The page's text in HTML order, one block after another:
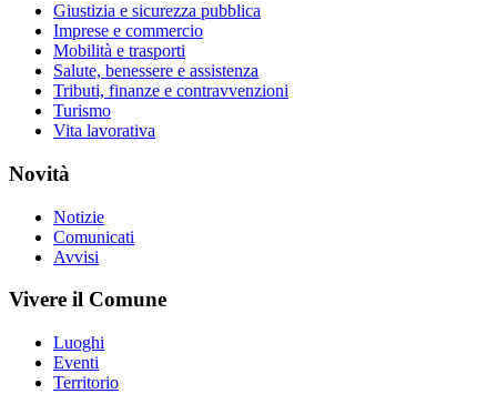
Giustizia e sicurezza pubblica
Imprese e commercio
Mobilità e trasporti
Salute, benessere e assistenza
Tributi, finanze e contravvenzioni
Turismo
Vita lavorativa
Novità
Notizie
Comunicati
Avvisi
Vivere il Comune
Luoghi
Eventi
Territorio